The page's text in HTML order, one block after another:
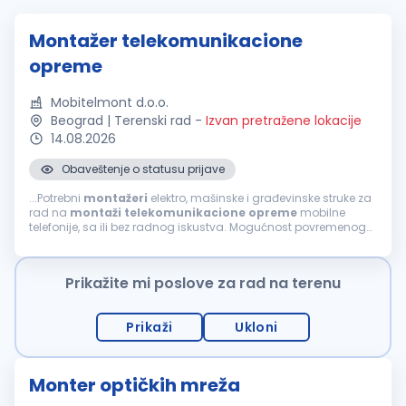
Montažer telekomunikacione
opreme
Mobitelmont d.o.o.
Beograd | Terenski rad - Izvan pretražene lokacije
14.08.2026
Obaveštenje o statusu prijave
...Potrebni montažeri elektro, mašinske i građevinske struke za
rad na montaži telekomunikacione opreme mobilne
telefonije, sa ili bez radnog iskustva. Mogućnost povremenog
stepen)...
Prikažite mi poslove za rad na terenu
Prikaži Ukloni
Monter optičkih mreža